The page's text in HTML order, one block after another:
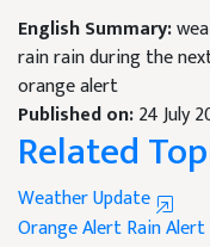
English Summary:
rain rain during the
orange alert
Published on:24 July
Related
Weather Update
Orange AlertRain Alert